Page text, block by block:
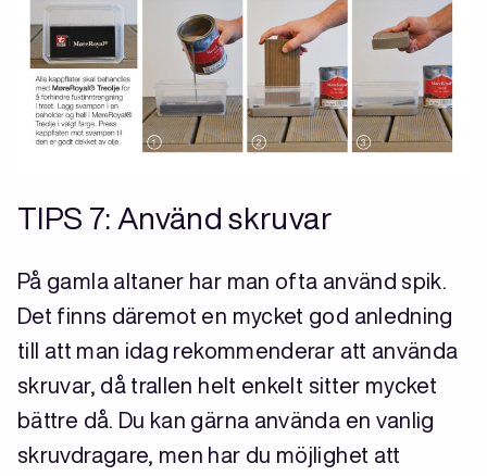
TIPS 7: Använd skruvar
På gamla altaner har man ofta använd spik.
Det finns däremot en mycket god anledning
till att man idag rekommenderar att använda
skruvar, då trallen helt enkelt sitter mycket
bättre då. Du kan gärna använda en vanlig
skruvdragare, men har du möjlighet att